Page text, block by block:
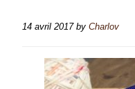
14 avril 2017by Charlov